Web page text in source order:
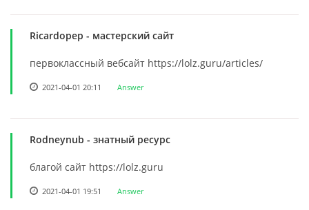
Ricardopep - мастерский сайт
первоклассный вебсайт https://lolz.guru/articles/
2021-04-01 20:11 Answer
Rodneynub - знатный ресурс
благой сайт https://lolz.guru
2021-04-01 19:51 Answer